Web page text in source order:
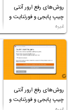
روش‌های رفع ارور آنتی
چیپ پابجی و فورتنایت و
غیره
روش‌های رفع ارور آنتی
چیپ پابجی و فورتنایت و